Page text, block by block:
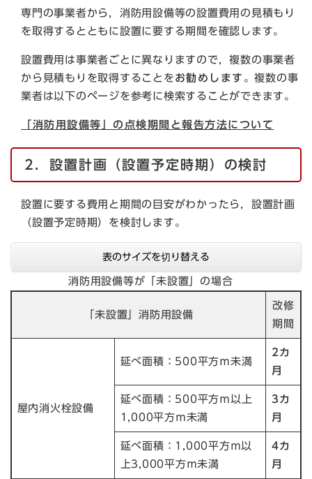
専門の事業者から，消防用設備等の設置費用の見積もり
を取得するとともに設置に要する期間を確認します。
設置費用は事業者ごとに異なりますので，複数の事業者
から見積もりを取得することを お勧めします 。複数の事
業者は以下のページを参考に検索することができます。
「消防用設備等」の点検期間と報告方法について
2．設置計画（設置予定時期）の検討
設置に要する費用と期間の目安がわかったら，設置計画
（設置予定時期）を検討します。
表のサイズを切り替える
消防用設備等が「未設置」の場合
「未設置」消防用設備
改修
期間
屋内消火栓設備
延べ面積：500平方ｍ未満
2カ
月
延べ面積：500平方ｍ以上
1,000平方ｍ未満
3カ
月
延べ面積：1,000平方ｍ以
上3,000平方ｍ未満
4カ
月